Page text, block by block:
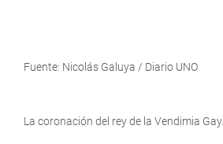
Fuente: Nicolás Galuya / Diario UNO
La coronación del rey de la Vendimia Gay.